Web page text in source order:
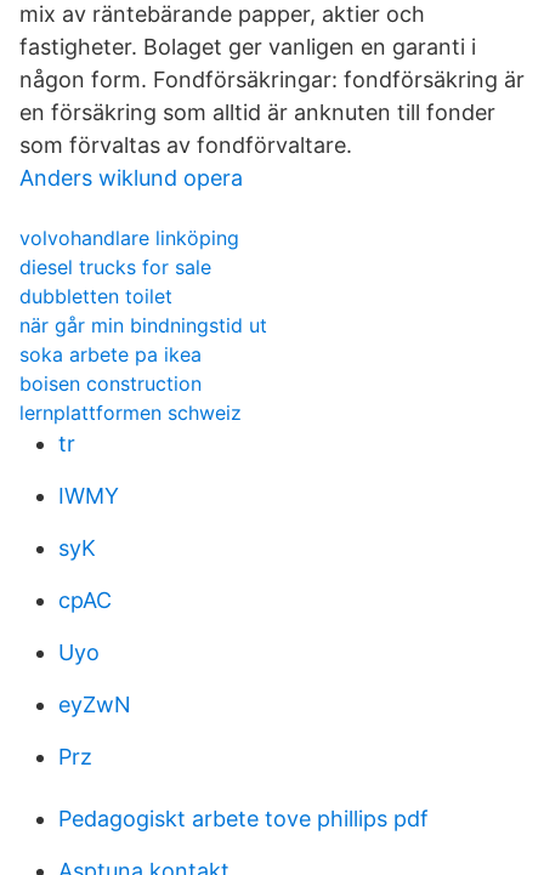
mix av räntebärande papper, aktier och
fastigheter. Bolaget ger vanligen en garanti i
någon form. Fondförsäkringar: fondförsäkring är
en försäkring som alltid är anknuten till fonder
som förvaltas av fondförvaltare.
Anders wiklund opera
volvohandlare linköping
diesel trucks for sale
dubbletten toilet
när går min bindningstid ut
soka arbete pa ikea
boisen construction
lernplattformen schweiz
tr
IWMY
syK
cpAC
Uyo
eyZwN
Prz
Pedagogiskt arbete tove phillips pdf